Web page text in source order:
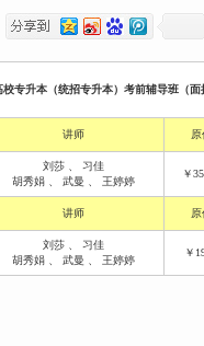
校专升本（统招专升本）考前辅导班（
讲师
刘莎
习佳
胡秀娟
武曼 王婷婷
￥
讲师
刘莎
习佳
胡秀娟
武曼 王婷婷
￥